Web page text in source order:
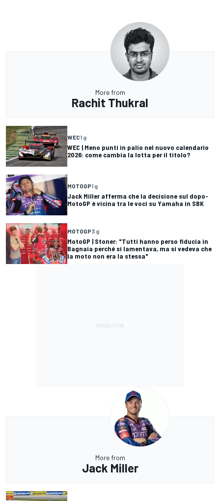
More from
Rachit Thukral
WEC1 g
WEC | Meno punti in palio nel nuovo calendario
2026: come cambia la lotta per il titolo?
MOTOGP1 g
Jack Miller afferma che la decisione sul dopo-
MotoGP è vicina tra le voci su Yamaha in SBK
MOTOGP3 g
MotoGP | Stoner: "Tutti hanno perso fiducia in
Bagnaia perché si lamentava, ma si vedeva che
la moto non era la stessa"
More from
Jack Miller